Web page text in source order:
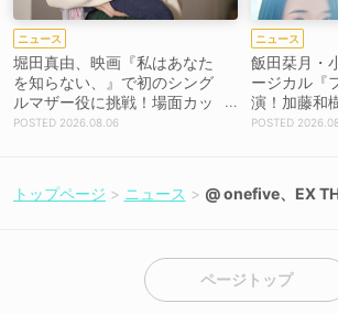
ニュース
堀田真由、映画『私はあなた
を知らない、』で初のシング
ルマザー役に挑戦！場面カッ
トを解禁！【コメントあり】
2026.08.06
ニュース
飯田栞月・
ージカル『
演！加藤和
【コメント
トップページ ニュース
@ onefive、EX
ページトップ